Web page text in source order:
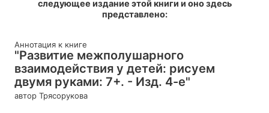
следующее издание этой книги и оно здесь
представлено:
Аннотация к книге
"Развитие межполушарного
взаимодействия у детей: рисуем
двумя руками: 7+. - Изд. 4-е"
автор Трясорукова